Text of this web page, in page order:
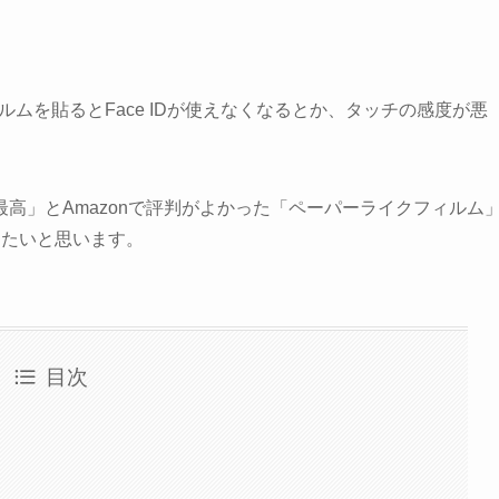
ムを貼るとFace IDが使えなくなるとか、タッチの感度が悪
」とAmazonで評判がよかった「ペーパーライクフィルム
いと思います。
目次